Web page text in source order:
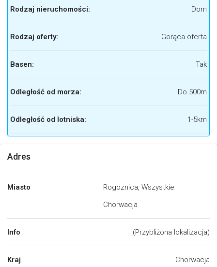
Rodzaj nieruchomości: Dom
Rodzaj oferty: Gorąca oferta
Basen: Tak
Odległość od morza: Do 500m
Odległość od lotniska: 1-5km
Adres
Miasto
Rogoznica, Wszystkie
Chorwacja
Info (Przybliżona lokalizacja)
Kraj Chorwacja